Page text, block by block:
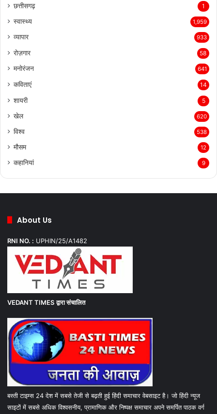
छत्तीसगढ़ 1
स्वास्थ्य 1,959
व्यापार 933
रोज़गार 58
मनोरंजन 641
कविताएं 14
शायरी 5
खेल 620
विश्व 538
मौसम 12
कहानियां 9
About Us
RNI NO. : UPHIN/25/A1482
VEDANT TIMES द्वारा संचालित
बस्ती टाइम्स 24 देश में सबसे तेजी से बढ़ती हुई हिंदी समाचार वेबसाइट है। जो हिंदी न्यूज
साइटों में सबसे अधिक विश्वसनीय, प्रामाणिक और निष्पक्ष समाचार अपने समर्पित पाठक वर्ग